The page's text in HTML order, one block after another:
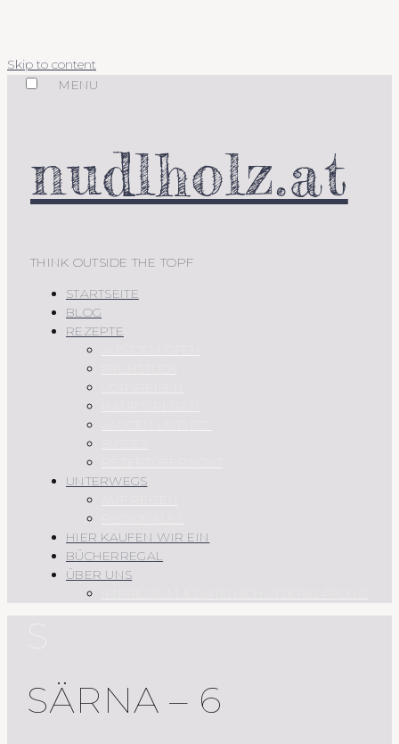
Skip to content
MENU
nudlholz.at
THINK OUTSIDE THE TOPF
STARTSEITE
BLOG
REZEPTE
UNTERWEGS
HIER KAUFEN WIR EIN
BÜCHERREGAL
ÜBER UNS
SÄRNA – 6